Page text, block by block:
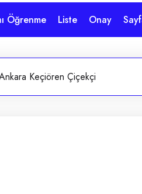
Öğrenme Liste Onay
Keçiören Çiçekçi